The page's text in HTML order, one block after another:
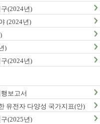
(2024년)
(2024년)
)
(2024년)
보고서
유전자 다양성 국가지표(안)
(2025년)